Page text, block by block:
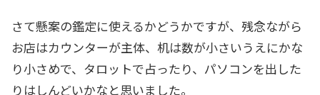
さて懸案の鑑定に使えるかどうかですが、残念ながら
お店はカウンターが主体、机は数が小さいうえにかな
り小さめで、タロットで占ったり、パソコンを出した
りはしんどいかなと思いました。